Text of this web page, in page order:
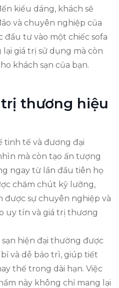
kiểu dáng, khách sẽ
và chuyên nghiệp của
đầu tư vào một chiếc sofa
giá trị sử dụng mà còn
khách sạn của bạn.
thương hiệu
tinh tế và đương đại
mà còn tạo ấn tượng
ngay từ lần đầu tiên họ
chăm chút kỹ lưỡng,
được sự chuyên nghiệp và
uy tín và giá trị thương
hiện đại thường được
và dễ bảo trì, giúp tiết
thế trong dài hạn. Việc
này không chỉ mang lại